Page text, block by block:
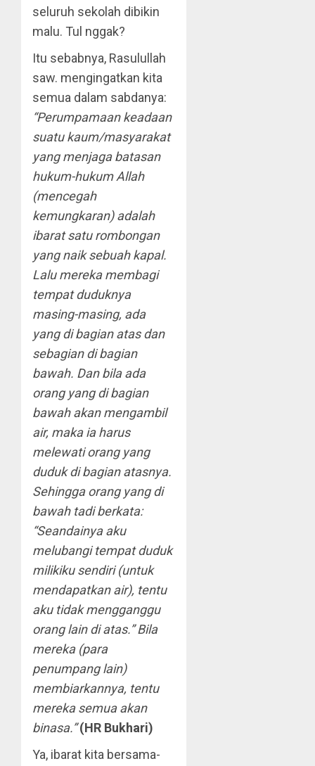
seluruh sekolah dibikin
malu. Tul nggak?
Itu sebabnya, Rasulullah
saw. mengingatkan kita
semua dalam sabdanya:
“Perumpamaan keadaan
suatu kaum/masyarakat
yang menjaga batasan
hukum-hukum Allah
(mencegah
kemungkaran) adalah
ibarat satu rombongan
yang naik sebuah kapal.
Lalu mereka membagi
tempat duduknya
masing-masing, ada
yang di bagian atas dan
sebagian di bagian
bawah. Dan bila ada
orang yang di bagian
bawah akan mengambil
air, maka ia harus
melewati orang yang
duduk di bagian atasnya.
Sehingga orang yang di
bawah tadi berkata:
“Seandainya aku
melubangi tempat duduk
milikiku sendiri (untuk
mendapatkan air), tentu
aku tidak mengganggu
orang lain di atas.” Bila
mereka (para
penumpang lain)
membiarkannya, tentu
mereka semua akan
binasa.”(HR Bukhari)
Ya, ibarat kita bersama-